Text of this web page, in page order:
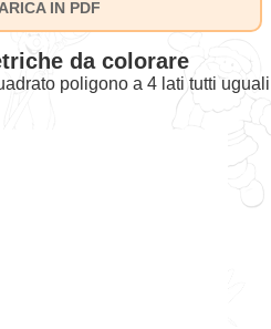
IN PDF
da colorare
poligono a 4 lati tutti uguali